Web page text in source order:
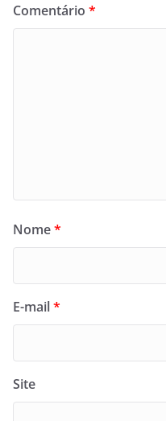
Comentário *
Nome*
E-mail*
Site